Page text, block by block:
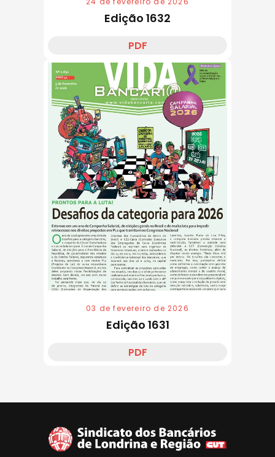
Edição 1632
PDF
03 de fevereiro de 2026
Edição 1631
PDF